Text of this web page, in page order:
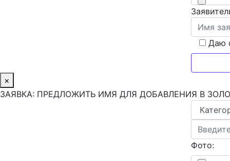
Даю
×
ЗАЯВКА: ПРЕДЛОЖИТЬ ИМЯ ДЛЯ ДОБАВЛЕНИЯ В
Фото: